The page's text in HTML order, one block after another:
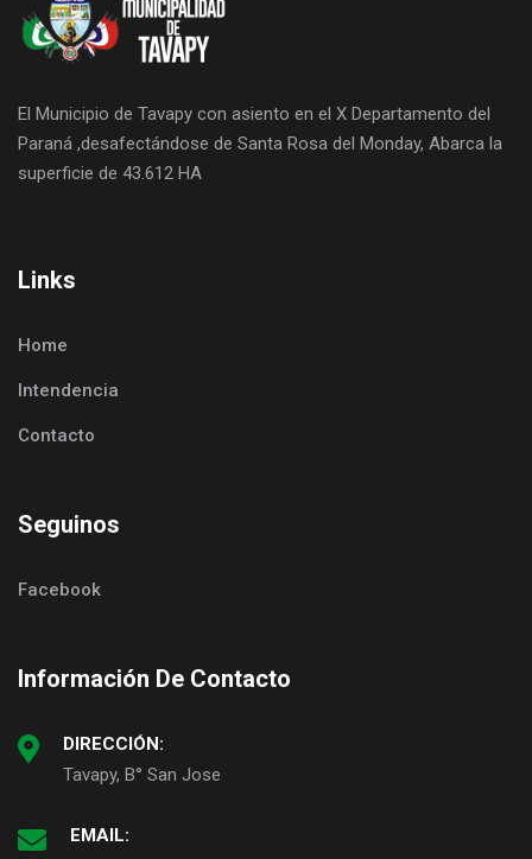
El Municipio de Tavapy con asiento en el X Departamento del
Paraná ,desafectándose de Santa Rosa del Monday, Abarca la
superficie de 43.612 HA
Links
Home
Intendencia
Contacto
Seguinos
Facebook
Información De Contacto
DIRECCIÓN:
Tavapy, B° San Jose
EMAIL: